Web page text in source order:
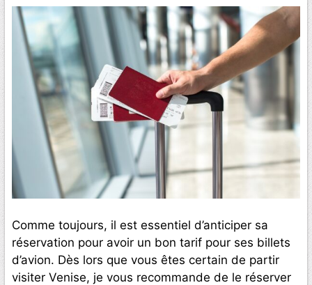
Comme toujours, il est essentiel d’anticiper sa
réservation pour avoir un bon tarif pour ses billets
d’avion. Dès lors que vous êtes certain de partir
visiter Venise, je vous recommande de le réserver